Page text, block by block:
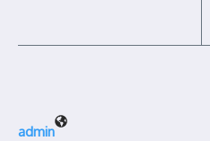
admin